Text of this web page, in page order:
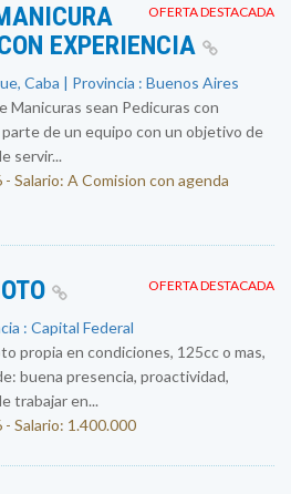
OFERTA DESTACADA
EXPERIENCIA
Caba | Provincia : Buenos Aires
Manicuras sean Pedicuras con
de un equipo con un objetivo de
servir...
Salario: A Comision con agenda
OFERTA DESTACADA
: Capital Federal
propia en condiciones, 125cc o mas,
buena presencia, proactividad,
trabajar en...
Salario: 1.400.000